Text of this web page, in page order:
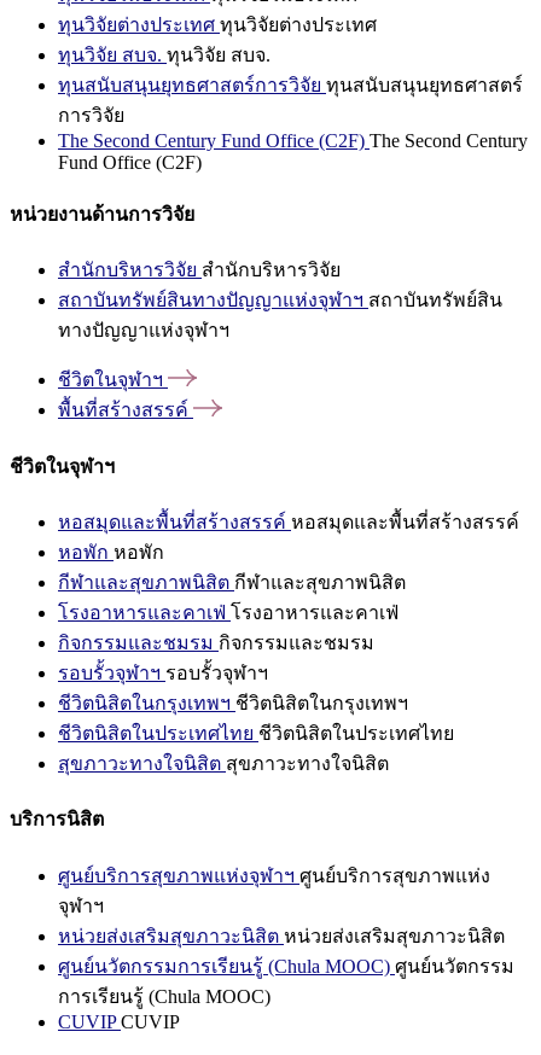
ทุนวิจัยต่างประเทศ ทุนวิจัยต่างประเทศ
ทุนวิจัย สบจ. ทุนวิจัย สบจ.
ทุนสนับสนุนยุทธศาสตร์การวิจัย ทุนสนับสนุนยุทธศาสตร์
การวิจัย
The Second Century Fund Office (C2F) The Second Century
Fund Office (C2F)
หน่วยงานด้านการวิจัย
สำนักบริหารวิจัย สำนักบริหารวิจัย
สถาบันทรัพย์สินทางปัญญาแห่งจุฬาฯ สถาบันทรัพย์สิน
ทางปัญญาแห่งจุฬาฯ
ชีวิตในจุฬาฯ
พื้นที่สร้างสรรค์
ชีวิตในจุฬาฯ
หอสมุดและพื้นที่สร้างสรรค์ หอสมุดและพื้นที่สร้างสรรค์
หอพัก หอพัก
กีฬาและสุขภาพนิสิต กีฬาและสุขภาพนิสิต
โรงอาหารและคาเฟ่ โรงอาหารและคาเฟ่
กิจกรรมและชมรม กิจกรรมและชมรม
รอบรั้วจุฬาฯ รอบรั้วจุฬาฯ
ชีวิตนิสิตในกรุงเทพฯ ชีวิตนิสิตในกรุงเทพฯ
ชีวิตนิสิตในประเทศไทย ชีวิตนิสิตในประเทศไทย
สุขภาวะทางใจนิสิต สุขภาวะทางใจนิสิต
บริการนิสิต
ศูนย์บริการสุขภาพแห่งจุฬาฯ ศูนย์บริการสุขภาพแห่ง
จุฬาฯ
หน่วยส่งเสริมสุขภาวะนิสิต หน่วยส่งเสริมสุขภาวะนิสิต
ศูนย์นวัตกรรมการเรียนรู้ (Chula MOOC) ศูนย์นวัตกรรม
การเรียนรู้ (Chula MOOC)
CUVIPCUVIP